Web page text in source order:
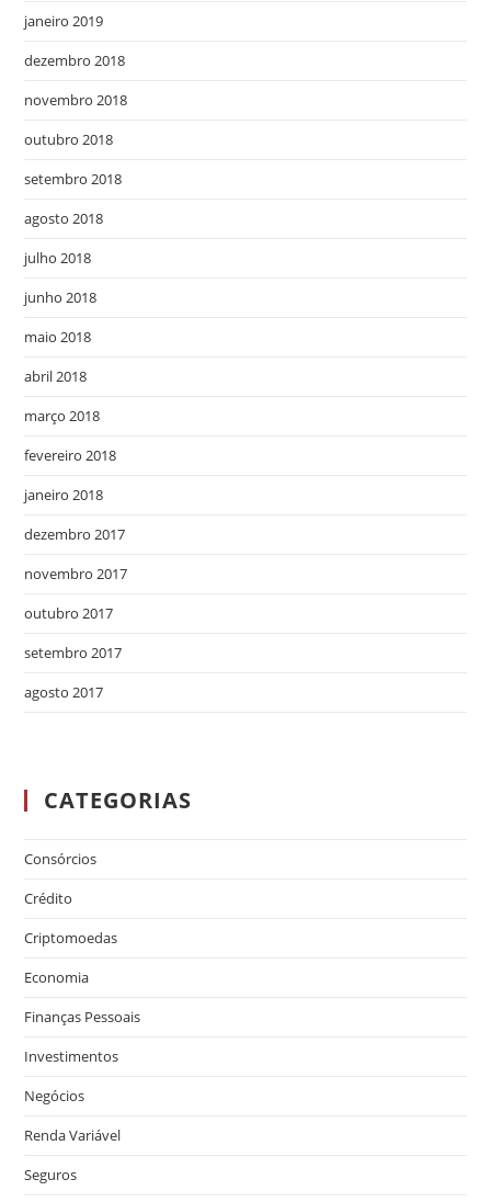
janeiro 2019
dezembro 2018
novembro 2018
outubro 2018
setembro 2018
agosto 2018
julho 2018
junho 2018
maio 2018
abril 2018
março 2018
fevereiro 2018
janeiro 2018
dezembro 2017
novembro 2017
outubro 2017
setembro 2017
agosto 2017
CATEGORIAS
Consórcios
Crédito
Criptomoedas
Economia
Finanças Pessoais
Investimentos
Negócios
Renda Variável
Seguros